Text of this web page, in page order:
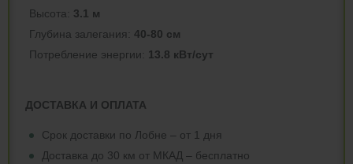
Высота: 3.1 м
Глубина залегания: 40-80 см
Потреблeние энергии: 13.8 кВт/сут
ДОСТАВКА И ОПЛАТА
Срок доставки по Лобне – от 1 дня
Доставка до 30 км от МКАД – бесплатно